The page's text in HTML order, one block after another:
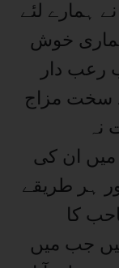
ہمارے لئے
خوش
رعب دار
سخت مزاج
نہ
ان کی
ہر طریقے
کا
میں ہوا۔1978 میں جب میں